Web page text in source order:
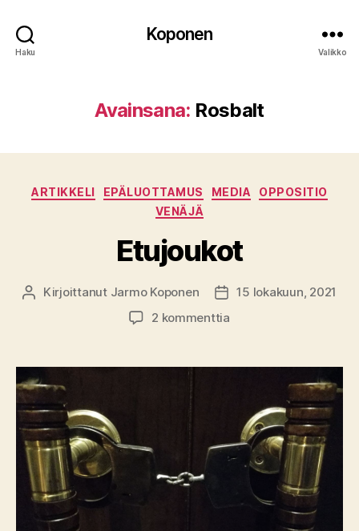
Haku
Koponen
Valikko
Avainsana: Rosbalt
Kategoriat
ARTIKKELI EPÄLUOTTAMUS MEDIA
OPPOSITIO
VENÄJÄ
Etujoukot
Kirjoittaja
Kirjoittanut Jarmo Koponen Julkaisupäivämäärä
15 lokakuun, 2021
2 kommenttiaartikkeliin